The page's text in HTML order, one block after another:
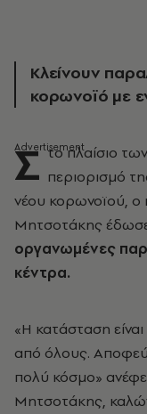
Κλείνουν
κορωνοϊό με
Σ το πλαίσιο
περιορισμό
νέου κορωνοϊού,
Μητσοτάκης
οργανωμένες
κέντρα.
«Η κατάσταση
από όλους.
πολύ κόσμο»
Μητσοτάκης,